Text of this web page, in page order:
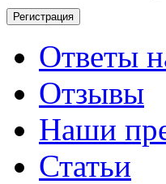
Ответы
Отзывы
Наши
Статьи